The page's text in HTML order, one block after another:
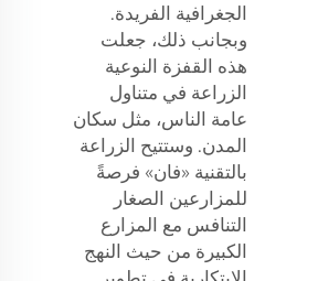
الجغرافية الفريدة.
وبجانب ذلك، جعلت
هذه القفزة النوعية
الزراعة في متناول
عامة الناس، مثل سكان
المدن. وستتيح الزراعة
بالتقنية «فان» فرصةً
للمزارعين الصغار
التنافس مع المزارع
الكبيرة من حيث النهج